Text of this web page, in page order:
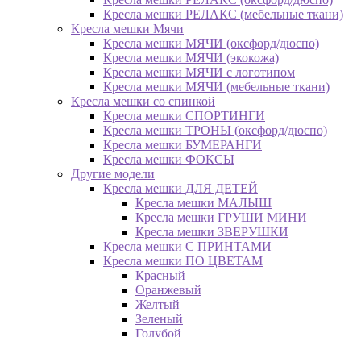
Креслa мешки РЕЛАКС (мебельные ткани)
Кресла мешки Мячи
Кресла мешки МЯЧИ (оксфорд/дюспо)
Кресла мешки МЯЧИ (экокожа)
Кресла мешки МЯЧИ с логотипом
Кресла мешки МЯЧИ (мебельные ткани)
Кресла мешки со спинкой
Кресла мешки СПОРТИНГИ
Кресла мешки ТРОНЫ (оксфорд/дюспо)
Кресла мешки БУМЕРАНГИ
Кресла мешки ФОКСЫ
Другие модели
Кресла мешки ДЛЯ ДЕТЕЙ
Кресла мешки МАЛЫШ
Кресла мешки ГРУШИ МИНИ
Кресла мешки ЗВЕРУШКИ
Кресла мешки С ПРИНТАМИ
Кресла мешки ПО ЦВЕТАМ
Красный
Оранжевый
Желтый
Зеленый
Голубой